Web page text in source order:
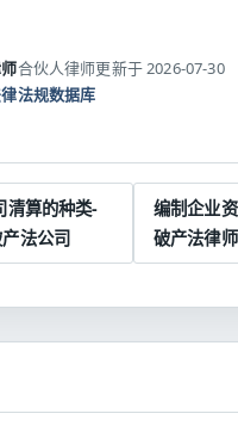
合伙人律师更新于 2026-07-30
法规数据库
清算的种类-
法公司
编制企业
破产法律